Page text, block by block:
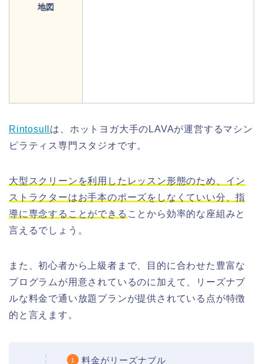
地図
Rintosull は、ホットヨガ大手のLAVAが運営するマシン
ピラティス専門スタジオです。
大型スクリーンを利用したレッスン形態のため、イン
ストラクターはお手本のポーズをしなくていい分、指
導に専念することができる ことから効率的な座組みと
言えるでしょう。
また、初心者から上級者まで、目的に合わせた豊富な
プログラムが用意されているのに加えて、リーズナブ
ルな料金で通い放題プランが提供されている点が特徴
的と言えます。
料金がリーズナブル